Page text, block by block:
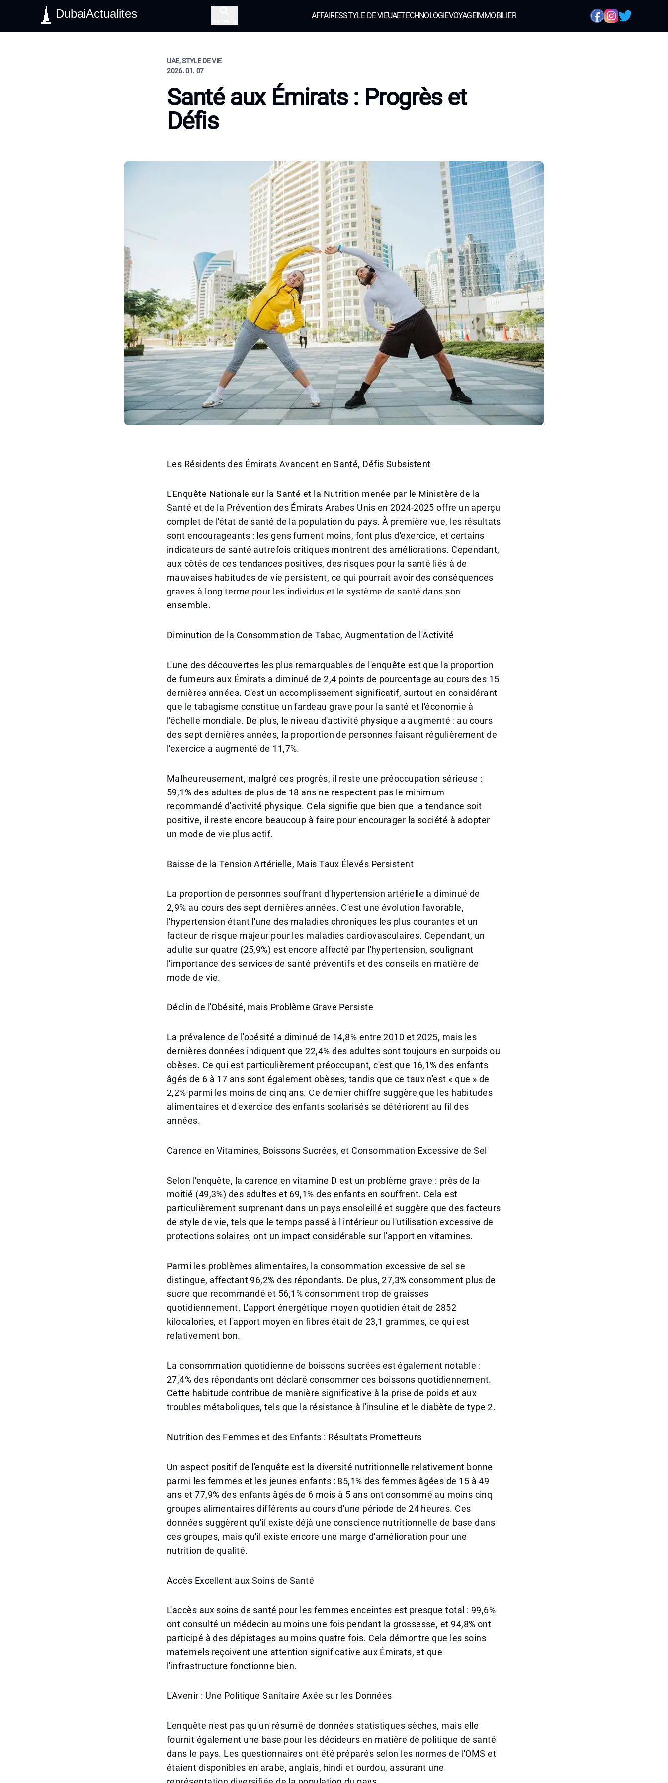
DubaiActualites AFFAIRESSTYLE DE VIEUAETECHNOLOGIEVOYAGEIMMOBILIER
UAE, STYLE DE VIE
2026. 01. 07
Santé aux Émirats : Progrès et
Défis
Les Résidents des Émirats Avancent en Santé, Défis Subsistent
L'Enquête Nationale sur la Santé et la Nutrition menée par le Ministère de la
Santé et de la Prévention des Émirats Arabes Unis en 2024-2025 offre un aperçu
complet de l'état de santé de la population du pays. À première vue, les résultats
sont encourageants : les gens fument moins, font plus d'exercice, et certains
indicateurs de santé autrefois critiques montrent des améliorations. Cependant,
aux côtés de ces tendances positives, des risques pour la santé liés à de
mauvaises habitudes de vie persistent, ce qui pourrait avoir des conséquences
graves à long terme pour les individus et le système de santé dans son
ensemble.
Diminution de la Consommation de Tabac, Augmentation de l'Activité
L'une des découvertes les plus remarquables de l'enquête est que la proportion
de fumeurs aux Émirats a diminué de 2,4 points de pourcentage au cours des 15
dernières années. C'est un accomplissement significatif, surtout en considérant
que le tabagisme constitue un fardeau grave pour la santé et l'économie à
l'échelle mondiale. De plus, le niveau d'activité physique a augmenté : au cours
des sept dernières années, la proportion de personnes faisant régulièrement de
l'exercice a augmenté de 11,7%.
Malheureusement, malgré ces progrès, il reste une préoccupation sérieuse :
59,1% des adultes de plus de 18 ans ne respectent pas le minimum
recommandé d'activité physique. Cela signifie que bien que la tendance soit
positive, il reste encore beaucoup à faire pour encourager la société à adopter
un mode de vie plus actif.
Baisse de la Tension Artérielle, Mais Taux Élevés Persistent
La proportion de personnes souffrant d'hypertension artérielle a diminué de
2,9% au cours des sept dernières années. C'est une évolution favorable,
l'hypertension étant l'une des maladies chroniques les plus courantes et un
facteur de risque majeur pour les maladies cardiovasculaires. Cependant, un
adulte sur quatre (25,9%) est encore affecté par l'hypertension, soulignant
l'importance des services de santé préventifs et des conseils en matière de
mode de vie.
Déclin de l'Obésité, mais Problème Grave Persiste
La prévalence de l'obésité a diminué de 14,8% entre 2010 et 2025, mais les
dernières données indiquent que 22,4% des adultes sont toujours en surpoids ou
obèses. Ce qui est particulièrement préoccupant, c'est que 16,1% des enfants
âgés de 6 à 17 ans sont également obèses, tandis que ce taux n'est « que » de
2,2% parmi les moins de cinq ans. Ce dernier chiffre suggère que les habitudes
alimentaires et d'exercice des enfants scolarisés se détériorent au fil des
années.
Carence en Vitamines, Boissons Sucrées, et Consommation Excessive de Sel
Selon l'enquête, la carence en vitamine D est un problème grave : près de la
moitié (49,3%) des adultes et 69,1% des enfants en souffrent. Cela est
particulièrement surprenant dans un pays ensoleillé et suggère que des facteurs
de style de vie, tels que le temps passé à l'intérieur ou l'utilisation excessive de
protections solaires, ont un impact considérable sur l'apport en vitamines.
Parmi les problèmes alimentaires, la consommation excessive de sel se
distingue, affectant 96,2% des répondants. De plus, 27,3% consomment plus de
sucre que recommandé et 56,1% consomment trop de graisses
quotidiennement. L'apport énergétique moyen quotidien était de 2852
kilocalories, et l'apport moyen en fibres était de 23,1 grammes, ce qui est
relativement bon.
La consommation quotidienne de boissons sucrées est également notable :
27,4% des répondants ont déclaré consommer ces boissons quotidiennement.
Cette habitude contribue de manière significative à la prise de poids et aux
troubles métaboliques, tels que la résistance à l'insuline et le diabète de type 2.
Nutrition des Femmes et des Enfants : Résultats Prometteurs
Un aspect positif de l'enquête est la diversité nutritionnelle relativement bonne
parmi les femmes et les jeunes enfants : 85,1% des femmes âgées de 15 à 49
ans et 77,9% des enfants âgés de 6 mois à 5 ans ont consommé au moins cinq
groupes alimentaires différents au cours d'une période de 24 heures. Ces
données suggèrent qu'il existe déjà une conscience nutritionnelle de base dans
ces groupes, mais qu'il existe encore une marge d'amélioration pour une
nutrition de qualité.
Accès Excellent aux Soins de Santé
L'accès aux soins de santé pour les femmes enceintes est presque total : 99,6%
ont consulté un médecin au moins une fois pendant la grossesse, et 94,8% ont
participé à des dépistages au moins quatre fois. Cela démontre que les soins
maternels reçoivent une attention significative aux Émirats, et que
l'infrastructure fonctionne bien.
L'Avenir : Une Politique Sanitaire Axée sur les Données
L'enquête n'est pas qu'un résumé de données statistiques sèches, mais elle
fournit également une base pour les décideurs en matière de politique de santé
dans le pays. Les questionnaires ont été préparés selon les normes de l'OMS et
étaient disponibles en arabe, anglais, hindi et ourdou, assurant une